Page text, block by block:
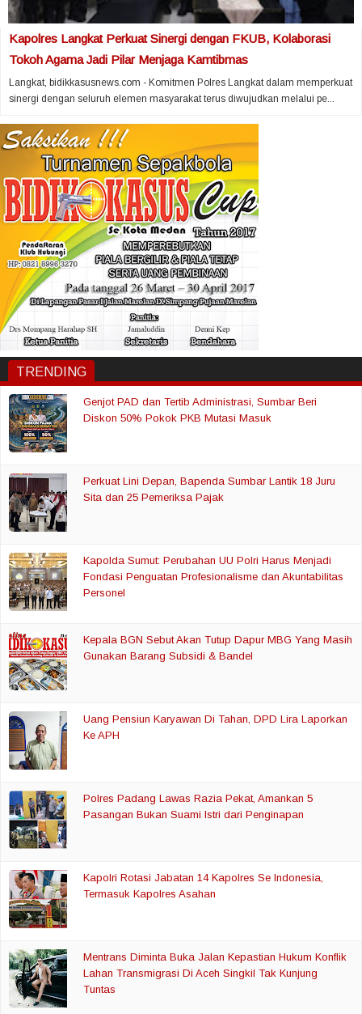
Kapolres Langkat Perkuat Sinergi dengan FKUB, Kolaborasi
Tokoh Agama Jadi Pilar Menjaga Kamtibmas
Langkat, bidikkasusnews.com - Komitmen Polres Langkat dalam memperkuat
sinergi dengan seluruh elemen masyarakat terus diwujudkan melalui pe...
TRENDING
Genjot PAD dan Tertib Administrasi, Sumbar Beri
Diskon 50% Pokok PKB Mutasi Masuk
Perkuat Lini Depan, Bapenda Sumbar Lantik 18 Juru
Sita dan 25 Pemeriksa Pajak
Kapolda Sumut: Perubahan UU Polri Harus Menjadi
Fondasi Penguatan Profesionalisme dan Akuntabilitas
Personel
Kepala BGN Sebut Akan Tutup Dapur MBG Yang Masih
Gunakan Barang Subsidi & Bandel
Uang Pensiun Karyawan Di Tahan, DPD Lira Laporkan
Ke APH
Polres Padang Lawas Razia Pekat, Amankan 5
Pasangan Bukan Suami Istri dari Penginapan
Kapolri Rotasi Jabatan 14 Kapolres Se Indonesia,
Termasuk Kapolres Asahan
Mentrans Diminta Buka Jalan Kepastian Hukum Konflik
Lahan Transmigrasi Di Aceh Singkil Tak Kunjung
Tuntas